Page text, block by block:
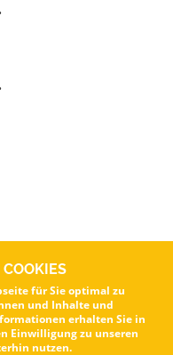
von Aluminium e.V.
für Sie optimal zu
und Inhalte und
erhalten Sie in
Einwilligung zu unseren
nutzen.